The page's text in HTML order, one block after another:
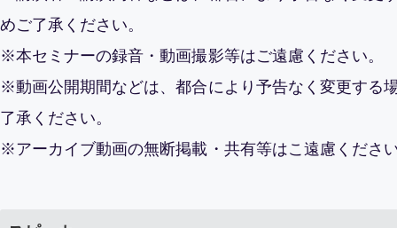
めご了承ください。
※本セミナーの録音・動画撮影等はご遠慮ください。
※動画公開期間などは、都合により予告なく変更する
了承ください。
※アーカイブ動画の無断掲載・共有等はこ遠慮くださ